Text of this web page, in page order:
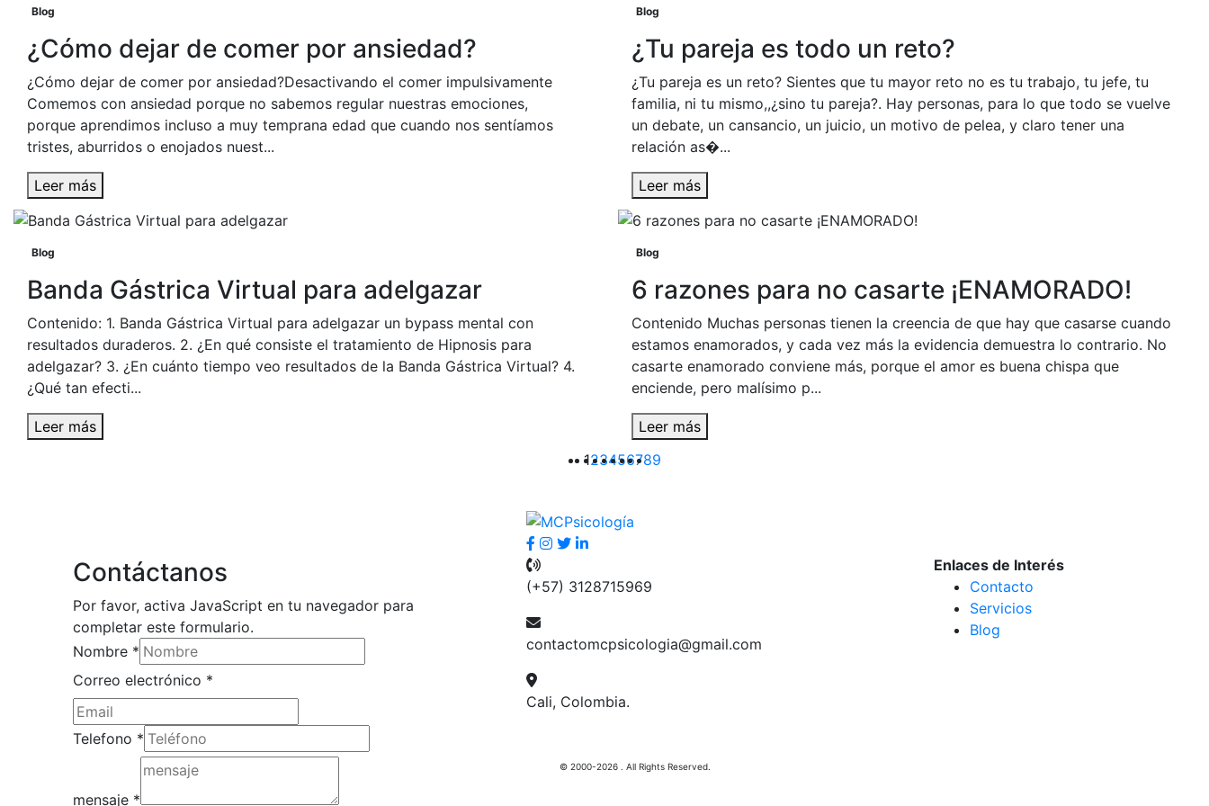
Blog
¿Cómo dejar de comer por ansiedad?
¿Cómo dejar de comer por ansiedad?Desactivando el comer impulsivamente
Comemos con ansiedad porque no sabemos regular nuestras emociones,
porque aprendimos incluso a muy temprana edad que cuando nos sentíamos
tristes, aburridos o enojados nuest...
Leer más
Blog
¿Tu pareja es todo un reto?
¿Tu pareja es un reto? Sientes que tu mayor reto no es tu trabajo, tu jefe, tu
familia, ni tu mismo,,¿sino tu pareja?. Hay personas, para lo que todo se vuelve
un debate, un cansancio, un juicio, un motivo de pelea, y claro tener una
relación as�...
Leer más
Blog
Banda Gástrica Virtual para adelgazar
Contenido: 1. Banda Gástrica Virtual para adelgazar un bypass mental con
resultados duraderos. 2. ¿En qué consiste el tratamiento de Hipnosis para
adelgazar? 3. ¿En cuánto tiempo veo resultados de la Banda Gástrica Virtual? 4.
¿Qué tan efecti...
Leer más
Blog
6 razones para no casarte ¡ENAMORADO!
Contenido Muchas personas tienen la creencia de que hay que casarse cuando
estamos enamorados, y cada vez más la evidencia demuestra lo contrario. No
casarte enamorado conviene más, porque el amor es buena chispa que
enciende, pero malísimo p...
Leer más
123456789
Contáctanos
Por favor, activa JavaScript en tu navegador para
completar este formulario.
Nombre *
Correo
Nombre
mensaje
Correo electrónico *
Telefono *
mensaje *
(+57) 3128715969
contactomcpsicologia@gmail.com
Cali, Colombia.
Enlaces de Interés
Contacto
Servicios
Blog
© 2000-2026 . All Rights Reserved.